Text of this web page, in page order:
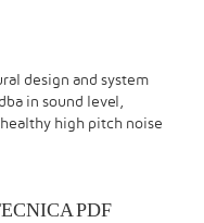
design and system
in sound level,
high pitch noise
PDF